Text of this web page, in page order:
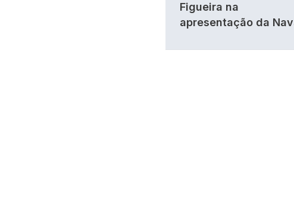
Figueira na
apresentação da